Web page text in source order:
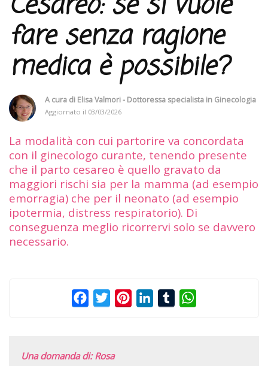
fare senza ragione
medica è possibile?
A cura di Elisa Valmori - Dottoressa specialista in Ginecologia
Aggiornato il 03/03/2026
La modalità con cui partorire va concordata
con il ginecologo curante, tenendo presente
che il parto cesareo è quello gravato da
maggiori rischi sia per la mamma (ad esempio
emorragia) che per il neonato (ad esempio
ipotermia, distress respiratorio). Di
conseguenza meglio ricorrervi solo se davvero
necessario.
FacebookTwitterPinterestLinkedInTumblr
Una domanda di: Rosa